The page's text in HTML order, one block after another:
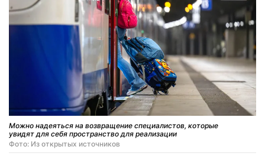
Можно надеяться на возвращение специалистов, которые
увидят для себя пространство для реализации
Фото: Из открытых источников